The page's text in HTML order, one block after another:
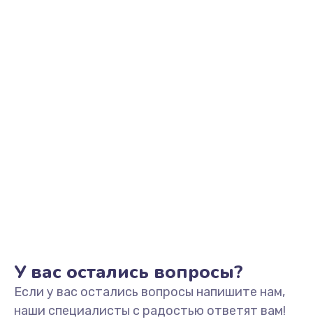
Замена/Pемонт карбюратора
1300 руб.
У вас остались вопросы?
Если у вас остались вопросы напишите нам,
наши специалисты с радостью ответят вам!